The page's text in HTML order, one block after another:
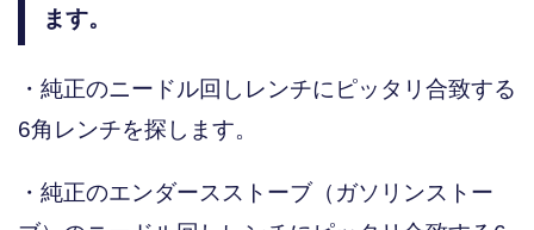
ます。
・純正のニードル回しレンチにピッタリ合致する
6角レンチを探します。
・純正のエンダースストーブ（ガソリンストー